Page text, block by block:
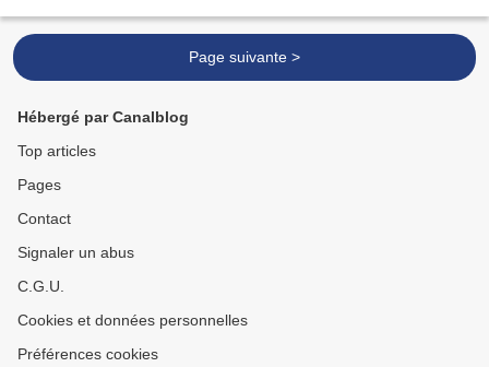
Page suivante >
Hébergé par Canalblog
Top articles
Pages
Contact
Signaler un abus
C.G.U.
Cookies et données personnelles
Préférences cookies